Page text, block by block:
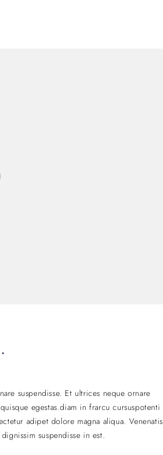
suspendisse. Et ultrices neque ornare
egestas.diam in frarcu cursuspotenti
adipet dolore magna aliqua. Venenatis
suspendisse in est.